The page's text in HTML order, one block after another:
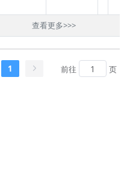
查看更多>>>
1 前往 页